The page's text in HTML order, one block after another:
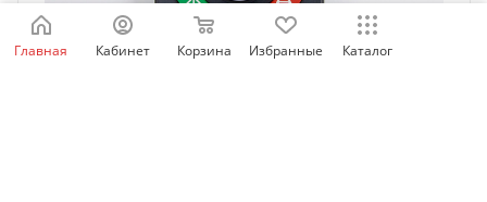
Главная Кабинет Корзина Избранные Каталог